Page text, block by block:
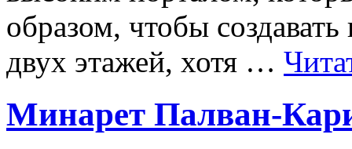
образом, чтобы
двух этажей, хотя …
Минарет Палван-